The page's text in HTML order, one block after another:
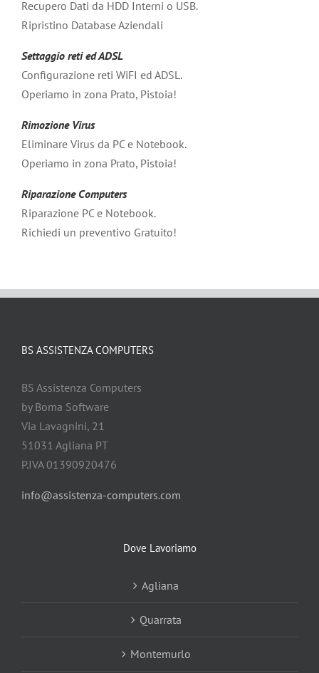
Recupero Dati da HDD Interni o USB.
Ripristino Database Aziendali
Settaggio reti ed ADSL
Configurazione reti WiFI ed ADSL.
Operiamo in zona Prato, Pistoia!
Rimozione Virus
Eliminare Virus da PC e Notebook.
Operiamo in zona Prato, Pistoia!
Riparazione Computers
Riparazione PC e Notebook.
Richiedi un preventivo Gratuito!
BS ASSISTENZA COMPUTERS
BS Assistenza Computers
by Boma Software
Via Lavagnini, 21
51031 Agliana PT
P.IVA 01390920476
info@assistenza-computers.com
Dove Lavoriamo
Agliana
Quarrata
Montemurlo